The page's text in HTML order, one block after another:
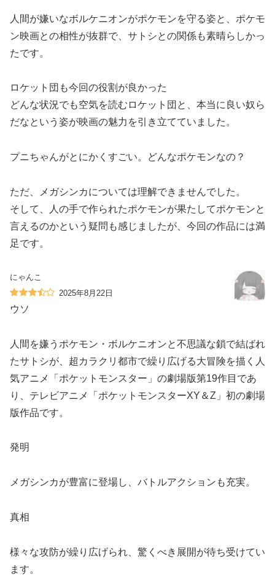
人間が嫌いなボルケニオンがポケモンを守る姿と、ポケモ
ン映画との相性が抜群で、サトシとの関係も素晴らしかっ
たです。
ロケット団も今回の役割が良かった
どんな状況でも空気を読むロケット団と、本当に良い奴ら
だなという姿が映画の魅力を引き立てていました。
プニちゃんがとにかくすごい。どんなポケモンなの？
ただ、メガシンカについては理解できませんでした。
そして、人の手で作られたポケモンが果たしてポケモンと
言えるのかという疑問も感じましたが、今回の作品には満
足です。
にゃんこ
2025年8月22日
ウソ
人間を嫌うポケモン・ボルケニオンと不思議な鎖で結ばれ
たサトシが、超カラクリ都市で繰り広げる大冒険を描く人
気アニメ「ポケットモンスター」の劇場版第19作目であ
り、テレビアニメ「ポケットモンスターXY＆Z」初の劇場
版作品です。
発明
メガシンカが豊富に登場し、バトルアクションも充実。
真相
様々な攻防が繰り広げられ、驚くべき展開が待ち受けてい
ます。